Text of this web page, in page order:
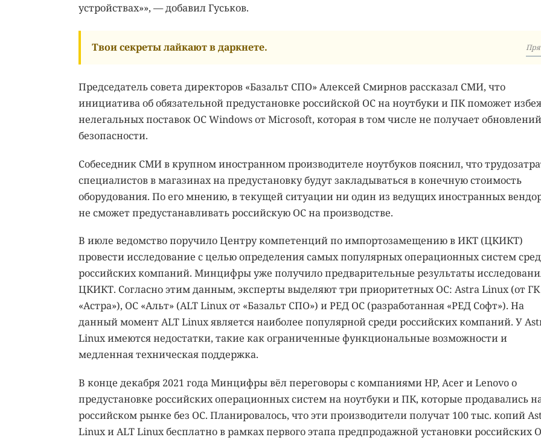
устройствах»», — добавил Гуськов.
Твои секреты лайкают в даркнете.
Председатель совета директоров «Базальт СПО» Алексей Смирнов рассказал СМИ, что
инициатива об обязательной предустановке российской ОС на ноутбуки и ПК поможет
нелегальных поставок ОС Windows от Microsoft, которая в том числе не получает обновлений
безопасности.
Собеседник СМИ в крупном иностранном производителе ноутбуков пояснил, что
специалистов в магазинах на предустановку будут закладываться в конечную стоимость
оборудования. По его мнению, в текущей ситуации ни один из ведущих иностранных
не сможет предустанавливать российскую ОС на производстве.
В июле ведомство поручило Центру компетенций по импортозамещению в ИКТ (ЦКИКТ)
провести исследование с целью определения самых популярных операционных систем
российских компаний. Минцифры уже получило предварительные результаты
ЦКИКТ. Согласно этим данным, эксперты выделяют три приоритетных ОС: Astra Linux (от ГК
«Астра»), ОС «Альт» (ALT Linux от «Базальт СПО») и РЕД ОС (разработанная «РЕД Софт»). На
данный момент ALT Linux является наиболее популярной среди российских компаний. У
Linux имеются недостатки, такие как ограниченные функциональные возможности и
медленная техническая поддержка.
В конце декабря 2021 года Минцифры вёл переговоры с компаниями HP, Acer и Lenovo о
предустановке российских операционных систем на ноутбуки и ПК, которые продавались
российском рынке без ОС. Планировалось, что эти производители получат 100 тыс. копий
Linux и ALT Linux бесплатно в рамках первого этапа предпродажной установки российских